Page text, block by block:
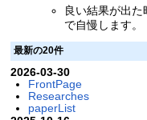
良い結果が出
で自慢します。
最新の20件
2026-03-30
FrontPage
Researches
paperList